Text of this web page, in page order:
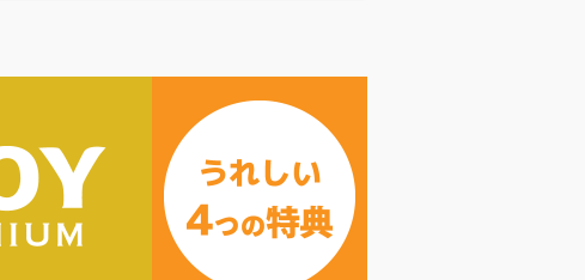
かつクラシカルな旋
の本能的な共鳴を綴
た一曲になってい
曲目には、「自
の輝き」を受け入れ
うとするつくし(C
クかつクラシカルな旋
律は、透子(CV：直田
姫奈)と瑠唯(CV：Ayas
a)の本能的な共鳴を綴
った一曲になってい
る。 2曲目には、「自
分の輝き」を受け入れ
ようとするつくし(C
V：mika)と、温かさを